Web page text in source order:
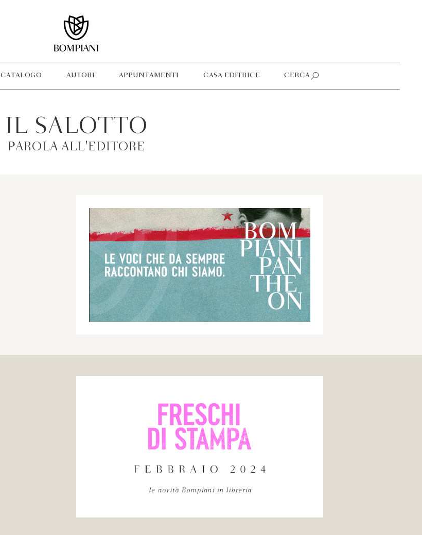
CATALOGO AUTORI APPUNTAMENTI CASA EDITRICE CERCA
IL SALOTTO
PAROLA ALL'EDITORE